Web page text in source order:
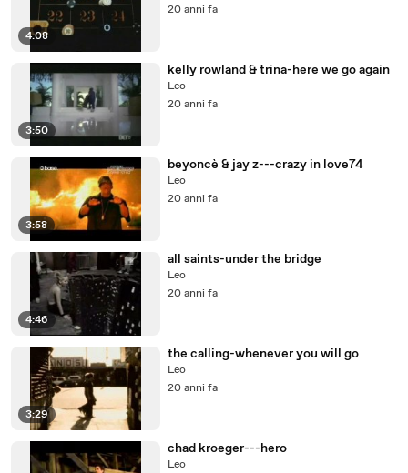
4:08
20 anni fa
3:50
kelly rowland & trina-here we go again
Leo
20 anni fa
3:58
beyoncè & jay z---crazy in love74
Leo
20 anni fa
4:46
all saints-under the bridge
Leo
20 anni fa
3:29
the calling-whenever you will go
Leo
20 anni fa
chad kroeger---hero
Leo